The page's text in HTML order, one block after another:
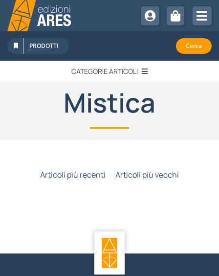
Salta
contenuto
Chi Siamo
Sostienici
Abbonamenti
PRODOTTI Cerca
CATEGORIE ARTICOLI
EDITORIALI
IN QUESTO NUMERO
RUBRICHE
Mistica
Articoli più recenti Articoli più vecchi